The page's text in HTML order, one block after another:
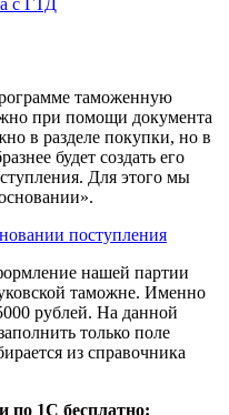
таможенную
при помощи документа
в разделе покупки, но в
будет создать его
Для этого мы
нашей партии
таможне. Именно
рублей. На данной
только поле
из справочника
по 1С бесплатно: